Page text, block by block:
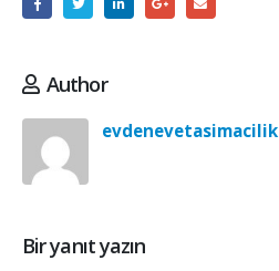
Author
evdenevetasimacilik
Bir yanıt yazın